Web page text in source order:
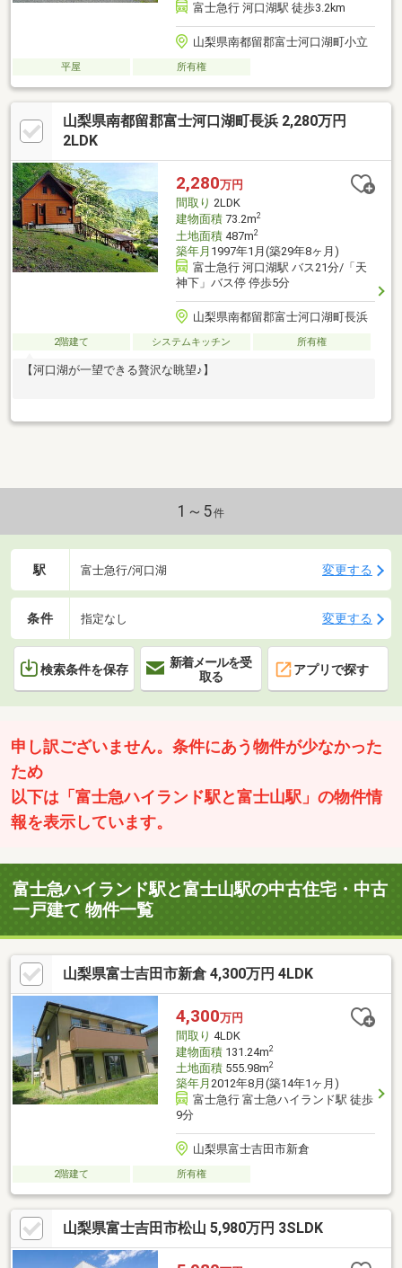
富士急行 河口湖駅 徒歩3.2km
山梨県南都留郡富士河口湖町小立
平屋 所有権
山梨県南都留郡富士河口湖町長浜 2,280万円
2LDK
2,280万円
間取り 2LDK
建物面積73.2m2
土地面積487m2
築年月 1997年1月(築29年8ヶ月)
富士急行 河口湖駅 バス21分/「天
神下」バス停 停歩5分
山梨県南都留郡富士河口湖町長浜
2階建て システムキッチン 所有権
【河口湖が一望できる贅沢な眺望♪】
1～5件
駅 富士急行/河口湖 変更する
条件 指定なし 変更する
検索条件を保存
新着メールを受
取る
アプリで探す
申し訳ございません。条件にあう物件が少なかった
ため
以下は「富士急ハイランド駅と富士山駅」の物件情
報を表示しています。
富士急ハイランド駅と富士山駅の中古住宅・中古
一戸建て 物件一覧
山梨県富士吉田市新倉 4,300万円 4LDK
4,300万円
間取り 4LDK
建物面積131.24m2
土地面積555.98m2
築年月 2012年8月(築14年1ヶ月)
富士急行 富士急ハイランド駅 徒歩
9分
山梨県富士吉田市新倉
2階建て 所有権
山梨県富士吉田市松山 5,980万円 3SLDK